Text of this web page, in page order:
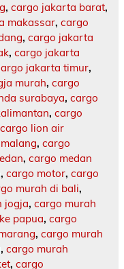
, cargo jakarta barat,
makassar, cargo
, cargo jakarta
, cargo jakarta
jakarta timur,
murah, cargo
surabaya, cargo
, cargo
cargo lion air
, cargo
, cargo medan
, cargo motor, cargo
murah di bali,
jogja, cargo murah
papua, cargo
, cargo murah
, cargo murah
, cargo